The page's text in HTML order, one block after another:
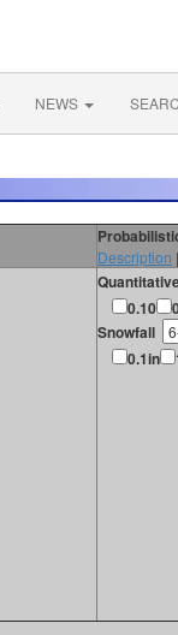
NEWS
Description |
0.10
Snowfall
0.1in